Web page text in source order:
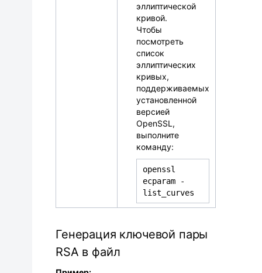
эллиптической
кривой.
Чтобы
посмотреть
список
эллиптических
кривых,
поддерживаемых
установленной
версией
OpenSSL,
выполните
команду:
openssl
ecparam -
list_curves
Генерация ключевой пары
RSA в файл